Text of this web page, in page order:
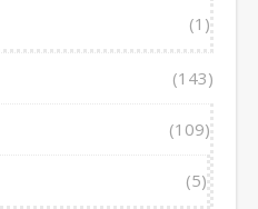
(1)
(143)
(109)
(5)